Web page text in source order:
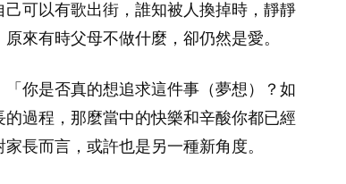
可以有歌出街，誰知被人換掉時，靜靜
來有時父母不做什麼，卻仍然是愛。
你是否真的想追求這件事（夢想）？如
過程，那麼當中的快樂和辛酸你都已經
長而言，或許也是另一種新角度。